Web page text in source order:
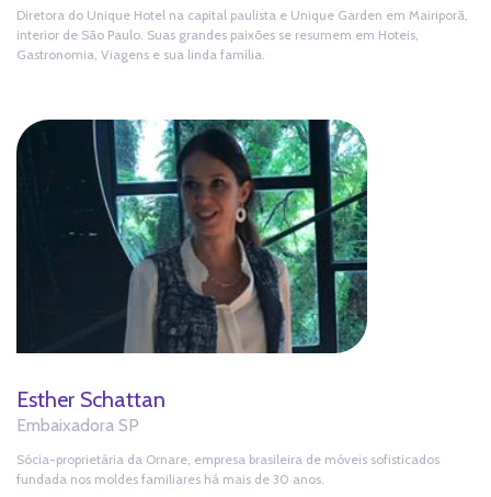
Diretora do Unique Hotel na capital paulista e Unique Garden em Mairiporã,
interior de São Paulo. Suas grandes paixões se resumem em Hoteis,
Gastronomia, Viagens e sua linda família.
Esther Schattan
Embaixadora SP
Sócia-proprietária da Ornare, empresa brasileira de móveis sofisticados
fundada nos moldes familiares há mais de 30 anos.